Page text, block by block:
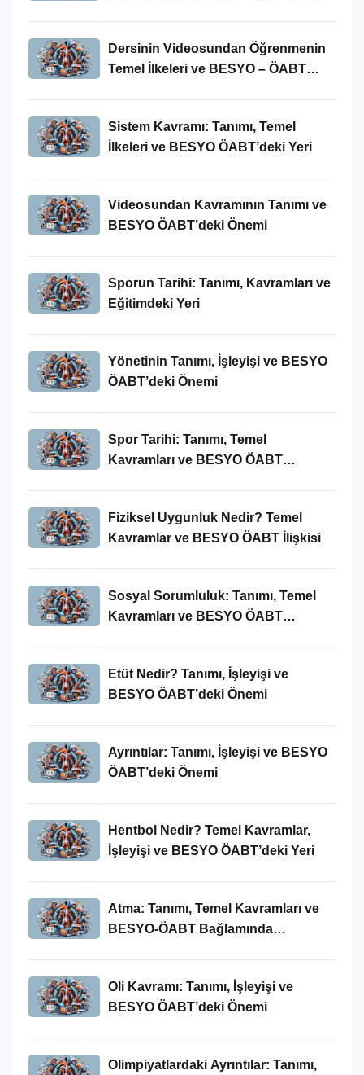
Dersinin Videosundan Öğrenmenin
Temel İlkeleri ve BESYO – ÖABT
Sistem Kavramı: Tanımı, Temel
İlkeleri ve BESYO ÖABT’deki Yeri
Videosundan Kavramının Tanımı ve
BESYO ÖABT’deki Önemi
Sporun Tarihi: Tanımı, Kavramları ve
Eğitimdeki Yeri
Yönetinin Tanımı, İşleyişi ve BESYO
ÖABT’deki Önemi
Spor Tarihi: Tanımı, Temel
Kavramları ve BESYO ÖABT
Fiziksel Uygunluk Nedir? Temel
Kavramlar ve BESYO ÖABT İlişkisi
Sosyal Sorumluluk: Tanımı, Temel
Kavramları ve BESYO ÖABT
Etüt Nedir? Tanımı, İşleyişi ve
BESYO ÖABT’deki Önemi
Ayrıntılar: Tanımı, İşleyişi ve BESYO
ÖABT’deki Önemi
Hentbol Nedir? Temel Kavramlar,
İşleyişi ve BESYO ÖABT’deki Yeri
Atma: Tanımı, Temel Kavramları ve
BESYO-ÖABT Bağlamında
Oli Kavramı: Tanımı, İşleyişi ve
BESYO ÖABT’deki Önemi
Olimpiyatlardaki Ayrıntılar: Tanımı,